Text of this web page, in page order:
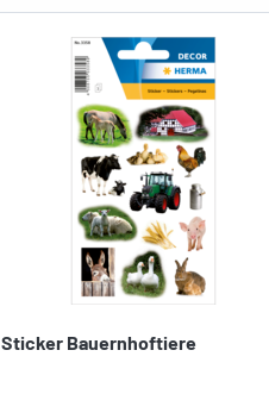
Sticker Bauernhoftiere